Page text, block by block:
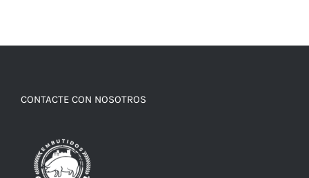
CONTACTE CON NOSOTROS